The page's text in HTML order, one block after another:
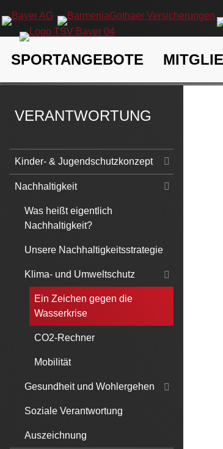
Navigation
überspringen
SPORTANGEBOTE
VERANTWORTUNG
Navigation
überspringen
Kinder- & Jugendschutzkonzept
Nachhaltigkeit
Was heißt eigentlich
Nachhaltigkeit?
Unsere Nachhaltigkeitsstrategie
Klima- und Umweltschutz
Ein Zeichen gegen die
Wasserkrise
CO2-Rechner
Mobilität
Gesundheit und Wohlergehen
Soziale Verantwortung
Auszeichnung